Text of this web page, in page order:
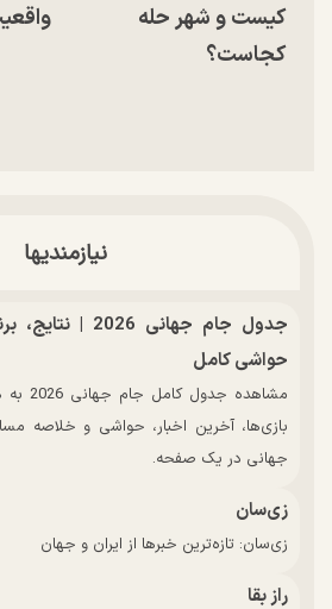
کیست و شهر حله
کجاست؟
نیازمندیها
جدول جام جهانی
حواشی کامل
بازی‌ها، آخرین اخبار، حواشی و خلاصه
جهانی در یک صفحه.
زی‌سان
زی‌سان: تازه‌ترین خبرها از ایران و جهان
راز بقا